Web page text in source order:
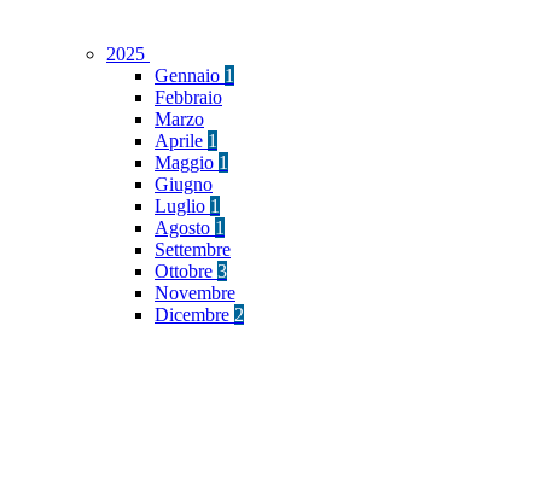
2025
Gennaio 1
Febbraio
Marzo
Aprile 1
Maggio 1
Giugno
Luglio 1
Agosto 1
Settembre
Ottobre 3
Novembre
Dicembre 2